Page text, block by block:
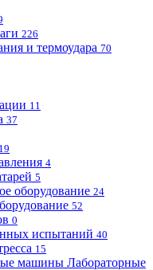
226
и термоудара 70
11
37
19
4
5
оборудование 24
52
0
испытаний 40
15
Лабораторные